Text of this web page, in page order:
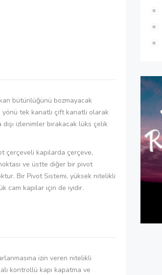
bütünlüğünü bozmayacak
yönü tek kanatlı çift kanatlı olarak
izlenimler bırakacak lüks çelik
çerçeveli kapılarda çerçeve,
ve üstte diğer bir pivot
Bir Pivot Sistemi, yüksek nitelikli
cam kapılar için de iyidir.
izin veren nitelikli
kontrollü kapı kapatma ve